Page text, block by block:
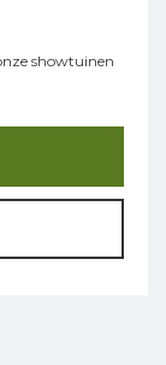
showtuinen